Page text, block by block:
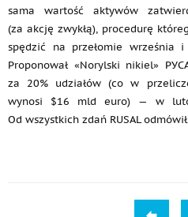
sama wartość aktywów
(za akcję zwykłą), procedurę
spędzić na przełomie września
Proponował «Norylski nikiel»
za 20% udziałów (co w
wynosi $16 mld euro) — w
Od wszystkich zdań RUSAL